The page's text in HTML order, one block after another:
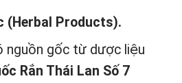
(Herbal Products).
nguồn gốc từ dược liệu
Rắn Thái Lan Số 7